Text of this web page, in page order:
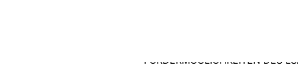
FÖRDERMÖGLICHKEITEN DES